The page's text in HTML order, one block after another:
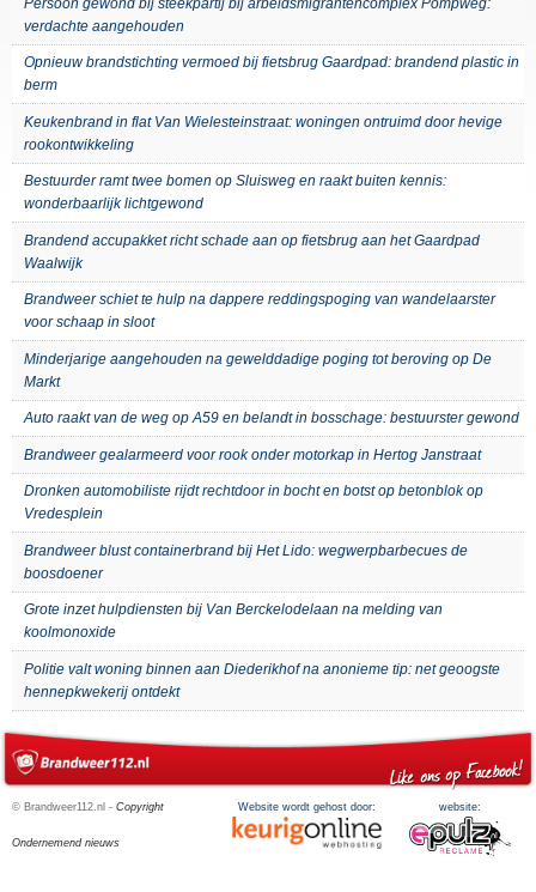
Persoon gewond bij steekpartij bij arbeidsmigrantencomplex Pompweg:
verdachte aangehouden
Opnieuw brandstichting vermoed bij fietsbrug Gaardpad: brandend plastic in
berm
Keukenbrand in flat Van Wielesteinstraat: woningen ontruimd door hevige
rookontwikkeling
Bestuurder ramt twee bomen op Sluisweg en raakt buiten kennis:
wonderbaarlijk lichtgewond
Brandend accupakket richt schade aan op fietsbrug aan het Gaardpad
Waalwijk
Brandweer schiet te hulp na dappere reddingspoging van wandelaarster
voor schaap in sloot
Minderjarige aangehouden na gewelddadige poging tot beroving op De
Markt
Auto raakt van de weg op A59 en belandt in bosschage: bestuurster gewond
Brandweer gealarmeerd voor rook onder motorkap in Hertog Janstraat
Dronken automobiliste rijdt rechtdoor in bocht en botst op betonblok op
Vredesplein
Brandweer blust containerbrand bij Het Lido: wegwerpbarbecues de
boosdoener
Grote inzet hulpdiensten bij Van Berckelodelaan na melding van
koolmonoxide
Politie valt woning binnen aan Diederikhof na anonieme tip: net geoogste
hennepkwekerij ontdekt
© Brandweer112.nl - Copyright
Ondernemend nieuws
Website wordt gehost door: website: